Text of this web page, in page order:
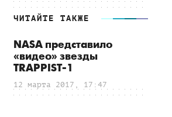
ЧИТАЙТЕ ТАКЖЕ
NASA представило
«видео» звезды
TRAPPIST-1
12 марта 2017, 17:47